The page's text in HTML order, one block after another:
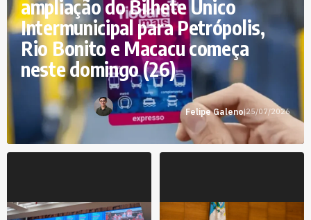
ampliação do Bilhete Único
Intermunicipal para Petrópolis,
Rio Bonito e Macacu começa
neste domingo (26)
Felipe Galeno|25/07/2026